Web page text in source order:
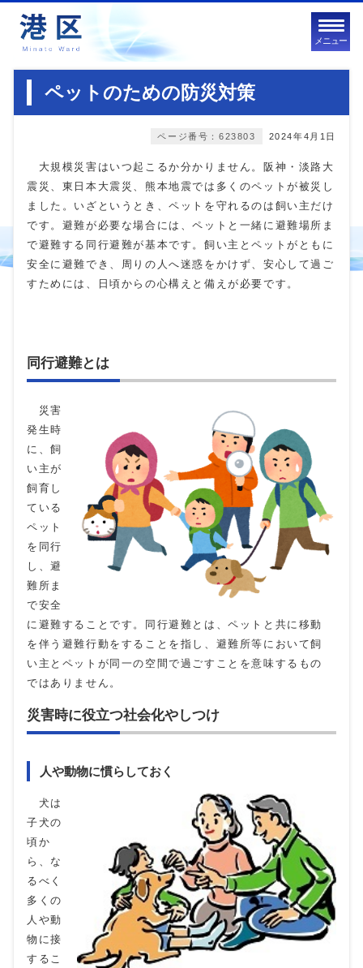
メニュー
ペットのための防災対策
2024年4月1日
ページ番号：623803
大規模災害はいつ起こるか分かりません。阪神・淡路大
震災、東日本大震災、熊本地震では多くのペットが被災し
ました。いざというとき、ペットを守れるのは飼い主だけ
です。避難が必要な場合には、ペットと一緒に避難場所ま
で避難する同行避難が基本です。飼い主とペットがともに
安全に避難でき、周りの人へ迷惑をかけず、安心して過ご
すためには、日頃からの心構えと備えが必要です。
同行避難とは
災害
発生時
に、飼
い主が
飼育し
ている
ペット
を同行
し、避
難所ま
で安全
に避難することです。同行避難とは、ペットと共に移動
を伴う避難行動をすることを指し、避難所等において飼
い主とペットが同一の空間で過ごすことを意味するもの
ではありません。
災害時に役立つ社会化やしつけ
人や動物に慣らしておく
犬は
子犬の
頃か
ら、な
るべく
多くの
人や動
物に接
するこ